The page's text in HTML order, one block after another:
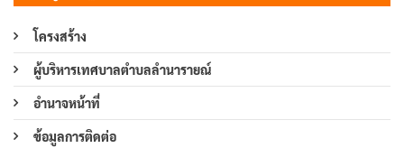
โครงสร้าง
ผู้บริหารเทศบาลตำบลลำนารายณ์
อำนาจหน้าที่
ข้อมูลการติดต่อ